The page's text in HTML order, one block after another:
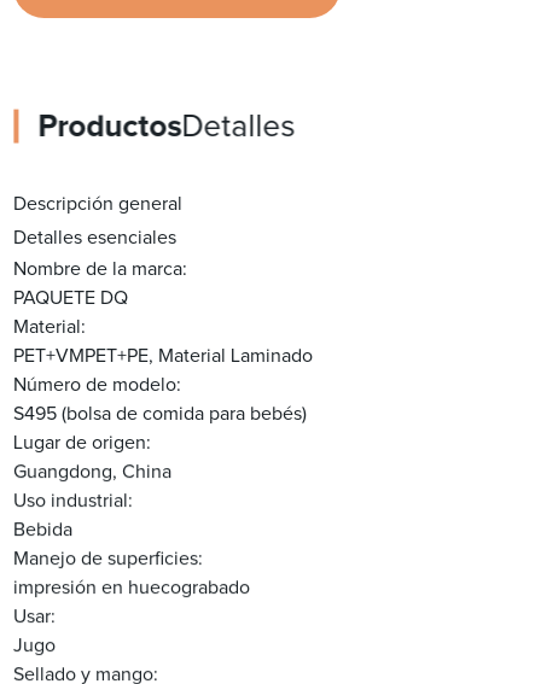
ProductosDetalles
Descripción general
Detalles esenciales
Nombre de la marca:
PAQUETE DQ
Material:
PET+VMPET+PE, Material Laminado
Número de modelo:
S495 (bolsa de comida para bebés)
Lugar de origen:
Guangdong, China
Uso industrial:
Bebida
Manejo de superficies:
impresión en huecograbado
Usar:
Jugo
Sellado y mango: